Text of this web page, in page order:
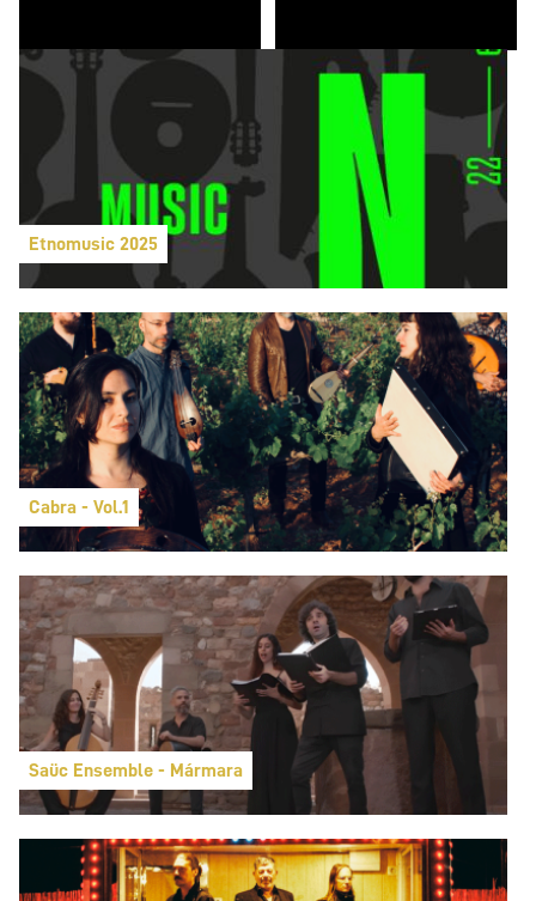
Etnomusic 2025
Cabra - Vol.1
Saüc Ensemble - Mármara